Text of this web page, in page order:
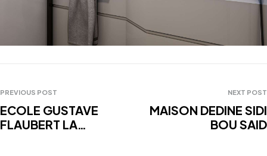
PREVIOUS POST
ECOLE GUSTAVE
FLAUBERT LA
NEXT POST
MAISON DEDINE SIDI
BOU SAID